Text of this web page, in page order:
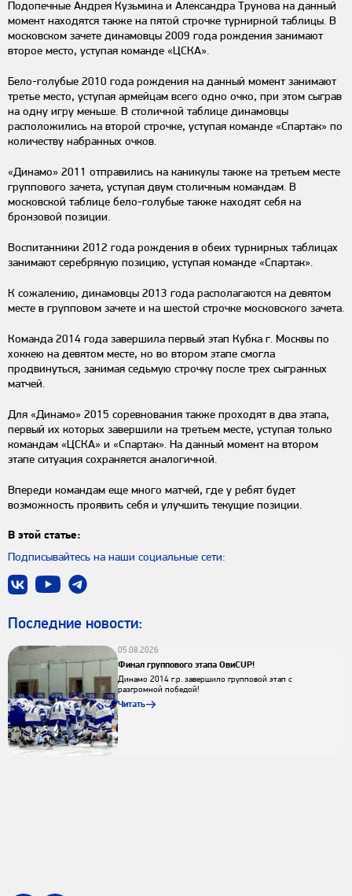
Подопечные Андрея Кузьмина и Александра Трунова на данный
момент находятся также на пятой строчке турнирной таблицы. В
московском зачете динамовцы 2009 года рождения занимают
второе место, уступая команде «ЦСКА».
Бело-голубые 2010 года рождения на данный момент занимают
третье место, уступая армейцам всего одно очко, при этом сыграв
на одну игру меньше. В столичной таблице динамовцы
расположились на второй строчке, уступая команде «Спартак» по
количеству набранных очков.
«Динамо» 2011 отправились на каникулы также на третьем месте
группового зачета, уступая двум столичным командам. В
московской таблице бело-голубые также находят себя на
бронзовой позиции.
Воспитанники 2012 года рождения в обеих турнирных таблицах
занимают серебряную позицию, уступая команде «Спартак».
К сожалению, динамовцы 2013 года располагаются на девятом
месте в групповом зачете и на шестой строчке московского зачета.
Команда 2014 года завершила первый этап Кубка г. Москвы по
хоккею на девятом месте, но во втором этапе смогла
продвинуться, занимая седьмую строчку после трех сыгранных
матчей.
Для «Динамо» 2015 соревнования также проходят в два этапа,
первый их которых завершили на третьем месте, уступая только
командам «ЦСКА» и «Спартак». На данный момент на втором
этапе ситуация сохраняется аналогичной.
Впереди командам еще много матчей, где у ребят будет
возможность проявить себя и улучшить текущие позиции.
В этой статье:
Подписывайтесь на наши социальные сети:
Последниe новости:
05.08.2026
Финал группового этапа ОвиCUP!
Динамо 2014 г.р. завершило групповой этап с
разгромной победой!
Читать